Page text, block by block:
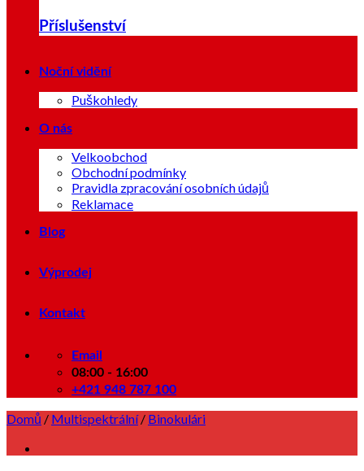
Příslušenství
Noční vidění
Puškohledy
O nás
Velkoobchod
Obchodní podmínky
Pravidla zpracování osobních údajů
Reklamace
Blog
Výprodej
Kontakt
Email
08:00 - 16:00
+421 948 787 100
Domů / Multispektrální / Binokulári